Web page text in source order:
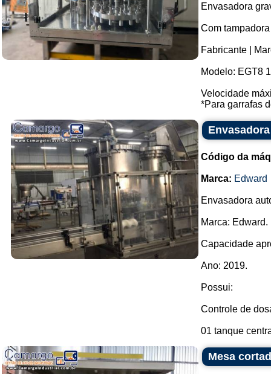
Envasadora
Com
Fabricante |
Modelo: EGT8
Velocidade
*Para garrafas
Código da
Marca: Edward
Envasadora
Marca: Edward.
Capacidade
Ano: 2019.
Possui:
Controle de
01 tanque
Mesa